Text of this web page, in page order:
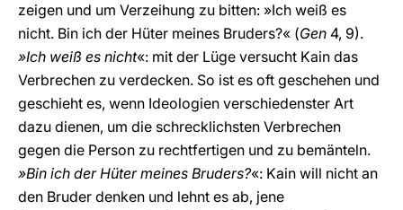
zeigen und um Verzeihung zu bitten: »Ich weiß es
nicht. Bin ich der Hüter meines Bruders?« (Gen 4, 9).
»Ich weiß es nicht«: mit der Lüge versucht Kain das
Verbrechen zu verdecken. So ist es oft geschehen und
geschieht es, wenn Ideologien verschiedenster Art
dazu dienen, um die schrecklichsten Verbrechen
gegen die Person zu rechtfertigen und zu bemänteln.
»Bin ich der Hüter meines Bruders?«: Kain will nicht an
den Bruder denken und lehnt es ab, jene